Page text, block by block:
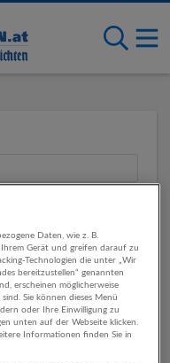
Daten, wie z. B.
Gerät und greifen darauf zu
Technologien die unter „Wir
bereitzustellen“ genannten
erscheinen möglicherweise
Sie können dieses Menü
oder Ihre Einwilligung zu
unten auf der Webseite klicken.
Informationen finden Sie in